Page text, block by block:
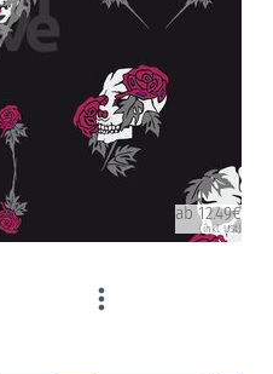
ab 12.49€
(inkl. USt)